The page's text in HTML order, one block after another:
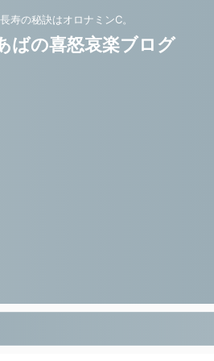
寿の秘訣はオロナミンC。
ばの喜怒哀楽ブログ